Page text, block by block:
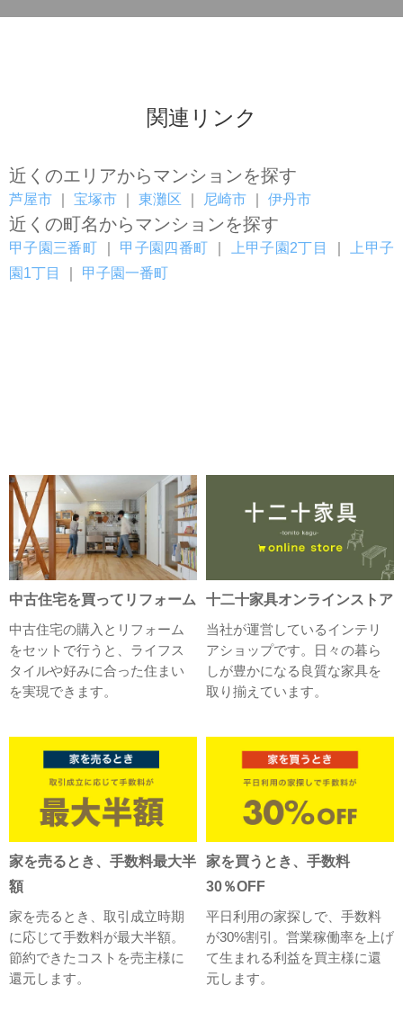
関連リンク
近くのエリアからマンションを探す
芦屋市 宝塚市 東灘区 尼崎市 伊丹市
近くの町名からマンションを探す
甲子園三番町 甲子園四番町 上甲子園2丁目
上甲子
園1丁目
甲子園一番町
中古住宅を買ってリフォーム
中古住宅の購入とリフォーム
をセットで行うと、ライフス
タイルや好みに合った住まい
を実現できます。
十二十家具オンラインストア
当社が運営しているインテリ
アショップです。日々の暮ら
しが豊かになる良質な家具を
取り揃えています。
家を売るとき、手数料最大半
額
家を売るとき、取引成立時期
に応じて手数料が最大半額。
節約できたコストを売主様に
還元します。
家を買うとき、手数料
30％OFF
平日利用の家探しで、手数料
が30%割引。営業稼働率を上げ
て生まれる利益を買主様に還
元します。